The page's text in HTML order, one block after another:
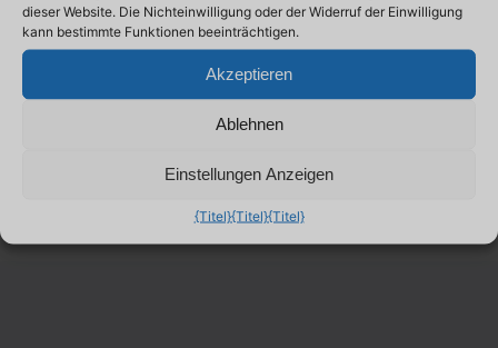
dieser Website. Die Nichteinwilligung oder der Widerruf der Einwilligung
kann bestimmte Funktionen beeinträchtigen.
Akzeptieren
Ablehnen
Einstellungen Anzeigen
{Titel}{Titel}{Titel}
langjähriger ZDF-Moderator und ehemaliger
Chefredakteur von RIAS, moderierte eine
Diskussion über die Bedeutung unabhängiger
Folkenflik, Medienkorrespondent des National
Deutschen Welle in Washington, und David Ensor,